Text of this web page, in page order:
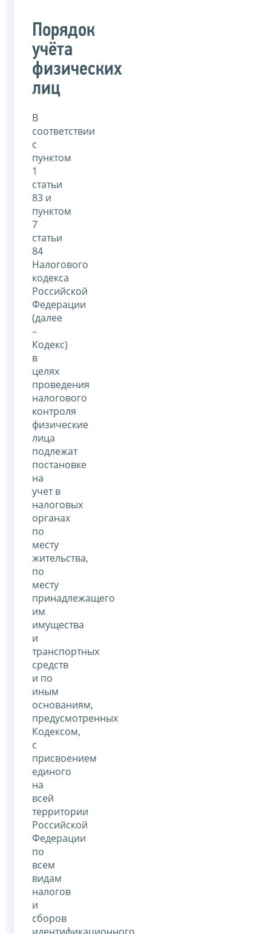
Порядок
учёта
физических
лиц
В
соответствии
с
пунктом
1
статьи
83 и
пунктом
7
статьи
84
Налогового
кодекса
Российской
Федерации
(далее
–
Кодекс)
в
целях
проведения
налогового
контроля
физические
лица
подлежат
постановке
на
учет в
налоговых
органах
по
месту
жительства,
по
месту
принадлежащего
им
имущества
и
транспортных
средств
и по
иным
основаниям,
предусмотренных
Кодексом,
с
присвоением
единого
на
всей
территории
Российской
Федерации
по
всем
видам
налогов
и
сборов